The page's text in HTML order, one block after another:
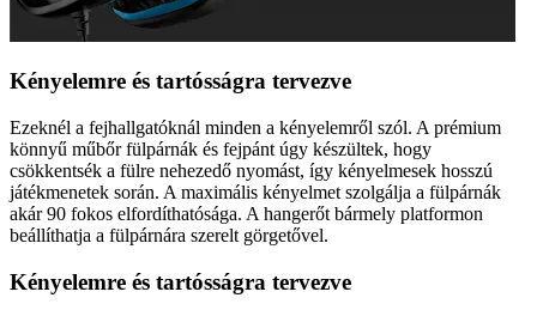
Kényelemre és tartósságra tervezve
Ezeknél a fejhallgatóknál minden a kényelemről szól. A prémium
könnyű műbőr fülpárnák és fejpánt úgy készültek, hogy
csökkentsék a fülre nehezedő nyomást, így kényelmesek hosszú
játékmenetek során. A maximális kényelmet szolgálja a fülpárnák
akár 90 fokos elfordíthatósága. A hangerőt bármely platformon
beállíthatja a fülpárnára szerelt görgetővel.
Kényelemre és tartósságra tervezve